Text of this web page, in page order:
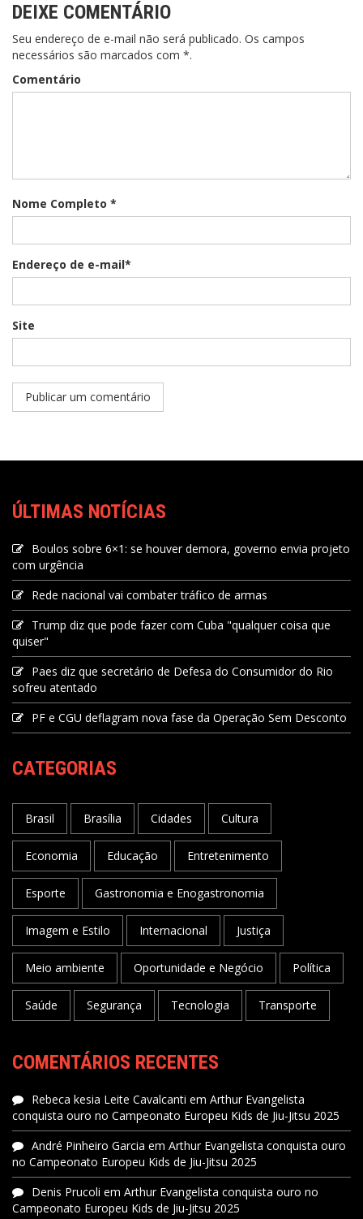
DEIXE COMENTÁRIO
Seu endereço de e-mail não será publicado. Os campos
necessários são marcados com *.
Comentário
Nome Completo *
Endereço de e-mail*
Site
ÚLTIMAS NOTÍCIAS
Boulos sobre 6×1: se houver demora, governo envia projeto
com urgência
Rede nacional vai combater tráfico de armas
Trump diz que pode fazer com Cuba "qualquer coisa que
quiser"
Paes diz que secretário de Defesa do Consumidor do Rio
sofreu atentado
PF e CGU deflagram nova fase da Operação Sem Desconto
CATEGORIAS
Brasil Brasília Cidades Cultura
Economia Educação Entretenimento
Esporte Gastronomia e Enogastronomia
Imagem e Estilo Internacional Justiça
Meio ambiente Oportunidade e Negócio Política
Saúde Segurança Tecnologia Transporte
COMENTÁRIOS RECENTES
Rebeca kesia Leite Cavalcanti em Arthur Evangelista
conquista ouro no Campeonato Europeu Kids de Jiu-Jitsu 2025
André Pinheiro Garcia em Arthur Evangelista conquista ouro
no Campeonato Europeu Kids de Jiu-Jitsu 2025
Denis Prucoli em Arthur Evangelista conquista ouro no
Campeonato Europeu Kids de Jiu-Jitsu 2025